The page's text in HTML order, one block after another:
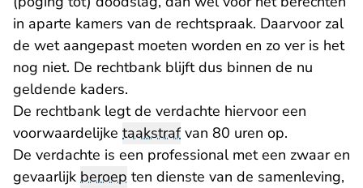
in aparte kamers van de rechtspraak. Daarvoor zal
de wet aangepast moeten worden en zo ver is het
nog niet. De rechtbank blijft dus binnen de nu
geldende kaders.
De rechtbank legt de verdachte hiervoor een
voorwaardelijke taakstrafvan 80 uren op.
De verdachte is een professional met een zwaar en
gevaarlijk beroep ten dienste van de samenleving,